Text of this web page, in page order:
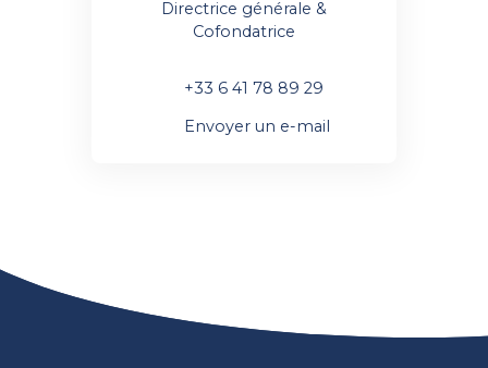
Directrice générale &
Cofondatrice
+33 6 41 78 89 29
Envoyer un e-mail